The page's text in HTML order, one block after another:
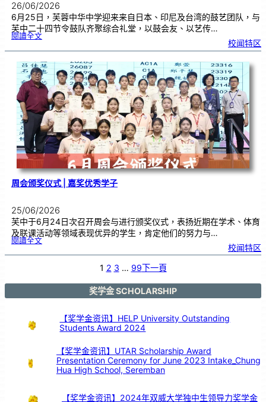
26/06/2026
6月25日，芙蓉中华中学迎来来自日本、印尼及台湾的鼓艺团队，与
芙中二十四节令鼓队齐聚综合礼堂，以鼓会友、以艺传…
閱讀全文:四
队
台
演
出
！
马
日
印
台
在
芙
中
大
舞
台
以
鼓
交
流
校闻特区
周会颁奖仪式 | 嘉奖优秀学子
25/06/2026
芙中于6月24日次召开周会与进行颁奖仪式，表扬近期在学术、体育
及联课活动等领域表现优异的学生，肯定他们的努力与…
閱讀全文:周
奖
秀
校闻特区
1 2 3 … 99下一頁
奖学金 SCHOLARSHIP
【奖学金资讯】HELP University Outstanding
Students Award 2024
【奖学金资讯】UTAR Scholarship Award
Presentation Ceremony for June 2023 Intake_Chung
Hua High School, Seremban
【奖学金资讯】2024年双威大学独中生领导力奖学金